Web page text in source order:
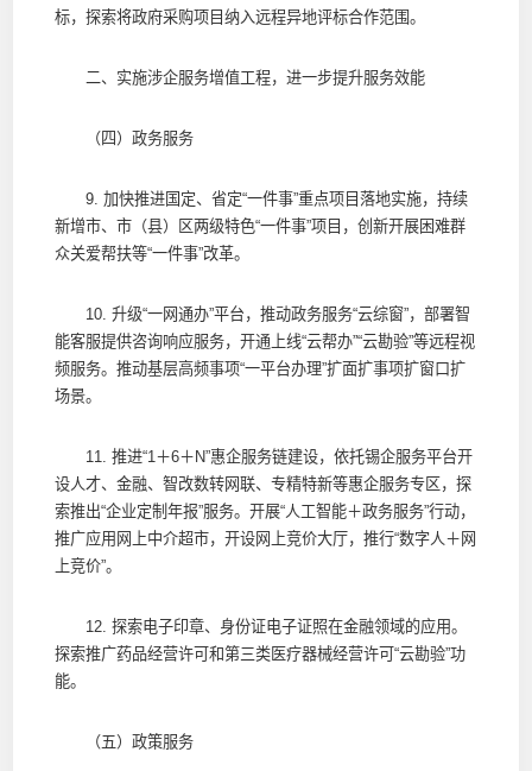
标，探索将政府采购项目纳入远程异地评标合作范围。
二、实施涉企服务增值工程，进一步提升服务效能
（四）政务服务
9. 加快推进国定、省定“一件事”重点项目落地实施，持续
新增市、市（县）区两级特色“一件事”项目，创新开展困难群
众关爱帮扶等“一件事”改革。
10. 升级“一网通办”平台，推动政务服务“云综窗”，部署智
能客服提供咨询响应服务，开通上线“云帮办”“云勘验”等远程视
频服务。推动基层高频事项“一平台办理”扩面扩事项扩窗口扩
场景。
11. 推进“1＋6＋N”惠企服务链建设，依托锡企服务平台开
设人才、金融、智改数转网联、专精特新等惠企服务专区，探
索推出“企业定制年报”服务。开展“人工智能＋政务服务”行动，
推广应用网上中介超市，开设网上竞价大厅，推行“数字人＋网
上竞价”。
12. 探索电子印章、身份证电子证照在金融领域的应用。
探索推广药品经营许可和第三类医疗器械经营许可“云勘验”功
能。
（五）政策服务